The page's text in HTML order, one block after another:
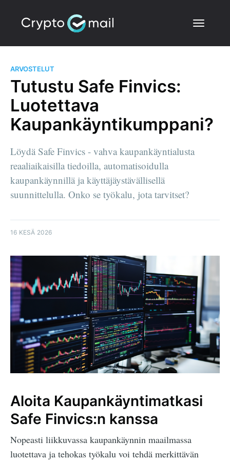
ARVOSTELUT
Tutustu Safe Finvics:
Luotettava
Kaupankäyntikumppani?
Löydä Safe Finvics - vahva kaupankäyntialusta
reaaliaikaisilla tiedoilla, automatisoidulla
kaupankäynnillä ja käyttäjäystävällisellä
suunnittelulla. Onko se työkalu, jota tarvitset?
16 KESÄ 2026
Aloita Kaupankäyntimatkasi
Safe Finvics:n kanssa
Nopeasti liikkuvassa kaupankäynnin maailmassa
luotettava ja tehokas työkalu voi tehdä merkittävän